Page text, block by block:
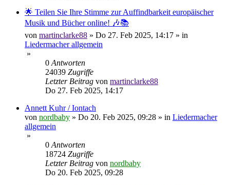
🌟 Teilen Sie Ihre Stimme zur Auffindbarkeit europäischer
Musik und Bücher online! 🎶📚
von martinclarke88 » Do 27. Feb 2025, 14:17 » in
Liedermacher allgemein
»
0Antworten
24039 Zugriffe
Letzter Beitrag von martinclarke88
Do 27. Feb 2025, 14:17
Annett Kuhr / Iontach
von nordbaby » Do 20. Feb 2025, 09:28 » in Liedermacher
allgemein
»
0Antworten
18724 Zugriffe
Letzter Beitrag von nordbaby
Do 20. Feb 2025, 09:28